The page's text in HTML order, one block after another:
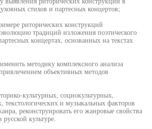
стихов и партесных концертов;
риторических конструкций
традиций изложения поэтического
концертах, основанных на текстах
методику комплексного анализа
объективных методов
культурных, социокультурных,
текстологических и музыкальных факторов
реконструировать его жанровые свойства
культуре.